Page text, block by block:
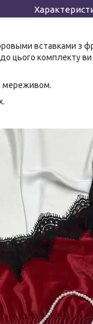
вставками з
цього комплекту
мереживом.